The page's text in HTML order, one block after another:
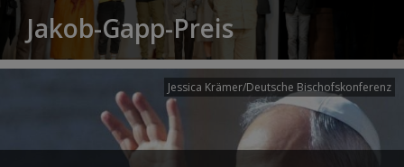
Jakob-Gapp-Preis
Jessica Krämer/Deutsche Bischofskonferenz